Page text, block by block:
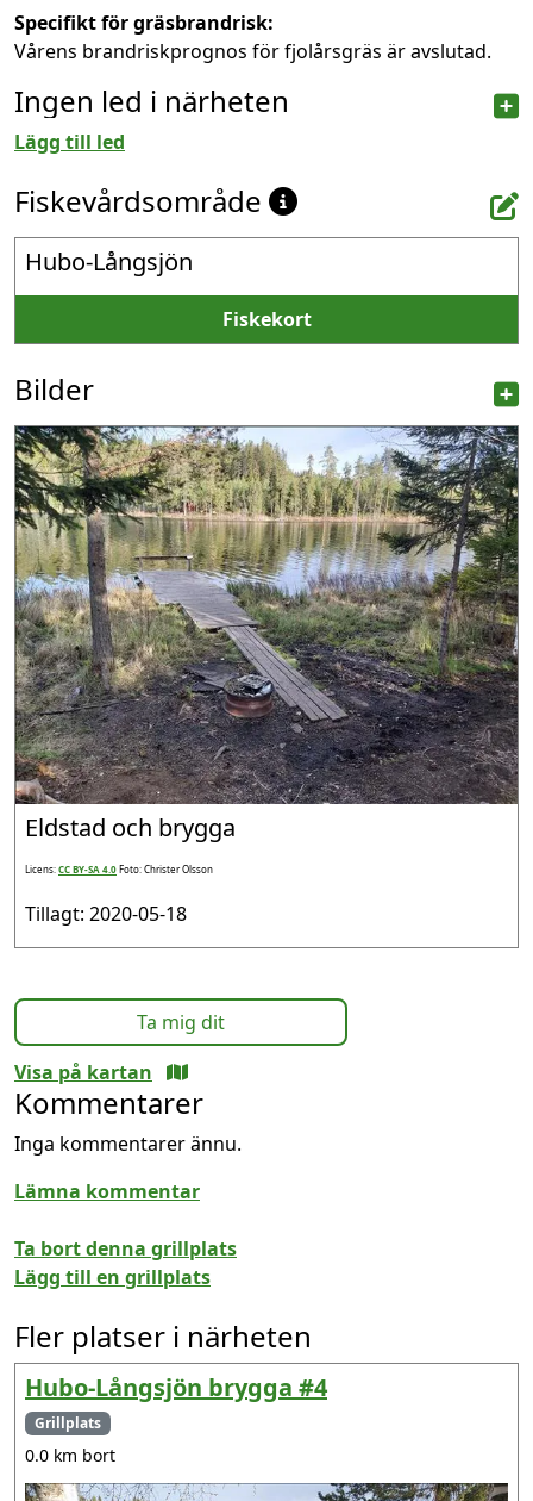
Specifikt för gräsbrandrisk:
Vårens brandriskprognos för fjolårsgräs är avslutad.
Ingen led i närheten
Lägg till led
Fiskevårdsområde
Hubo-Långsjön
Fiskekort
Bilder
Eldstad och brygga
Licens:CC BY-SA 4.0Foto: Christer Olsson
Tillagt: 2020-05-18
Ta mig dit
Visa på kartan
Kommentarer
Inga kommentarer ännu.
Lämna kommentar
Ta bort denna grillplats
Lägg till en grillplats
Fler platser i närheten
Hubo-Långsjön brygga #4
Grillplats
0.0 km bort